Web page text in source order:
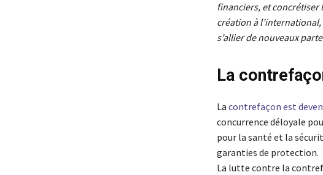
financiers, et concrétiser
création à
s’allier de nouveaux
La
La contrefaçon est
concurrence déloyale
pour la santé et la
garanties de protection.
La lutte contre la